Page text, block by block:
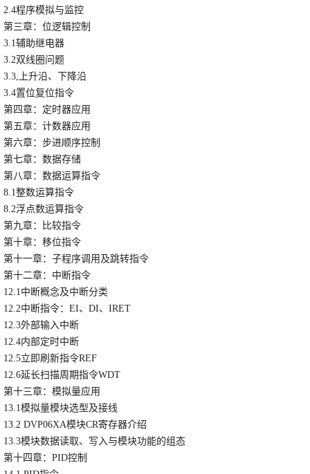
2.4程序模拟与监控
第三章：位逻辑控制
3.1辅助继电器
3.2双线圈问题
3.3,上升沿、下降沿
3.4置位复位指令
第四章：定时器应用
第五章：计数器应用
第六章：步进顺序控制
第七章：数据存储
第八章：数据运算指令
8.1整数运算指令
8.2浮点数运算指令
第九章：比较指令
第十章：移位指令
第十一章：子程序调用及跳转指令
第十二章：中断指令
12.1中断概念及中断分类
12.2中断指令：EI、DI、IRET
12.3外部输入中断
12.4内部定时中断
12.5立即刷新指令REF
12.6延长扫描周期指令WDT
第十三章：模拟量应用
13.1模拟量模块选型及接线
13.2 DVP06XA模块CR寄存器介绍
13.3模块数据读取、写入与模块功能的组态
第十四章：PID控制